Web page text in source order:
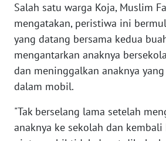
Salah satu warga Koja, Muslim
mengatakan, peristiwa ini
yang datang bersama kedua
mengantarkan anaknya
dan meninggalkan anaknya
dalam mobil.
"Tak berselang lama setelah
anaknya ke sekolah dan
SULTENG
WN
SULBAR
WN
BABEL